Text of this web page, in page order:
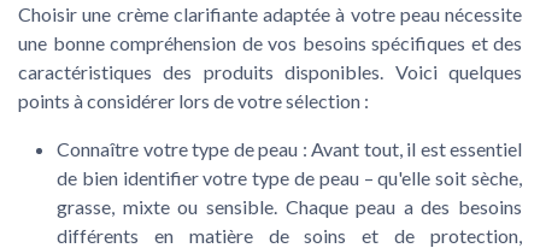
Choisir une crème clarifiante adaptée à votre peau nécessite
une bonne compréhension de vos besoins spécifiques et des
caractéristiques des produits disponibles. Voici quelques
points à considérer lors de votre sélection :
Connaître votre type de peau : Avant tout, il est essentiel
de bien identifier votre type de peau – qu'elle soit sèche,
grasse, mixte ou sensible. Chaque peau a des besoins
différents en matière de soins et de protection,